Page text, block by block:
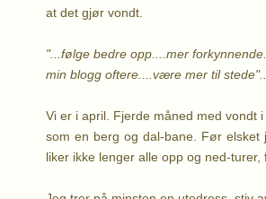
at det gjør vondt.
"...følge bedre opp....mer
min blogg oftere....være mer til
Vi er i april. Fjerde måned med vondt
som en berg og dal-bane. Før
liker ikke lenger alle opp og ned-turer,